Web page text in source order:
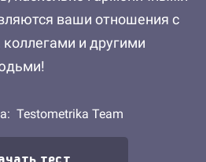
ваши отношения с
и другими
Testometrika Team